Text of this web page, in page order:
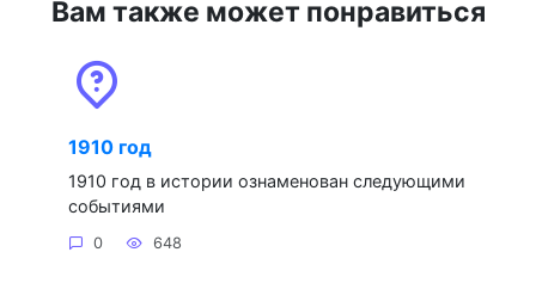
Вам также может понравиться
1910 год
1910 год в истории ознаменован следующими
событиями
0 648